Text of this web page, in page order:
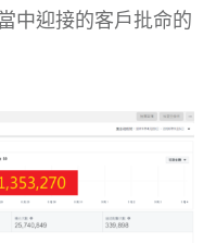
中迎接的客戶批命的